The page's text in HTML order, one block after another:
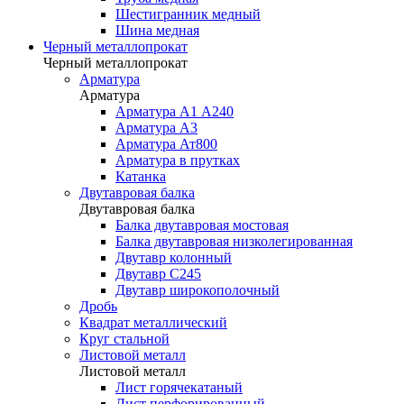
Шестигранник медный
Шина медная
Черный металлопрокат
Черный металлопрокат
Арматура
Арматура
Арматура А1 А240
Арматура А3
Арматура Ат800
Арматура в прутках
Катанка
Двутавровая балка
Двутавровая балка
Балка двутавровая мостовая
Балка двутавровая низколегированная
Двутавр колонный
Двутавр С245
Двутавр широкополочный
Дробь
Квадрат металлический
Круг стальной
Листовой металл
Листовой металл
Лист горячекатаный